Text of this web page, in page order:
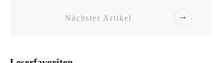
Nächster Artikel